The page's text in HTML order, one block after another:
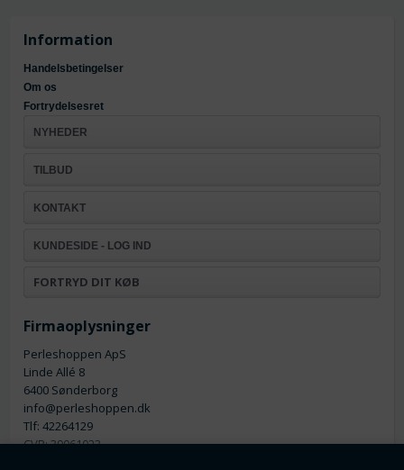
Information
Handelsbetingelser
Om os
Fortrydelsesret
NYHEDER
TILBUD
KONTAKT
KUNDESIDE - LOG IND
FORTRYD DIT KØB
Firmaoplysninger
Perleshoppen ApS
Linde Allé 8
6400 Sønderborg
info@perleshoppen.dk
Tlf: 42264129
CVR: 39061023